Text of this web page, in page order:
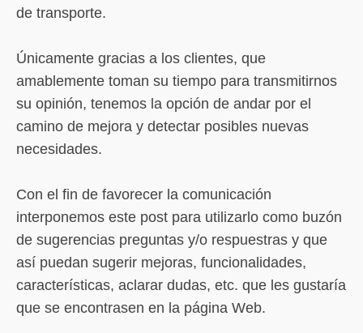
de transporte.
Únicamente gracias a los clientes, que
amablemente toman su tiempo para transmitirnos
su opinión, tenemos la opción de andar por el
camino de mejora y detectar posibles nuevas
necesidades.
Con el fin de favorecer la comunicación
interponemos este post para utilizarlo como buzón
de sugerencias preguntas y/o respuestras y que
así puedan sugerir mejoras, funcionalidades,
características, aclarar dudas, etc. que les gustaría
que se encontrasen en la página Web.